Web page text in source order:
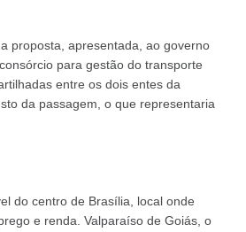
proposta, apresentada, ao governo
para gestão do transporte
entre os dois entes da
da passagem, o que representaria
do centro de Brasília, local onde
e renda. Valparaíso de Goiás, o